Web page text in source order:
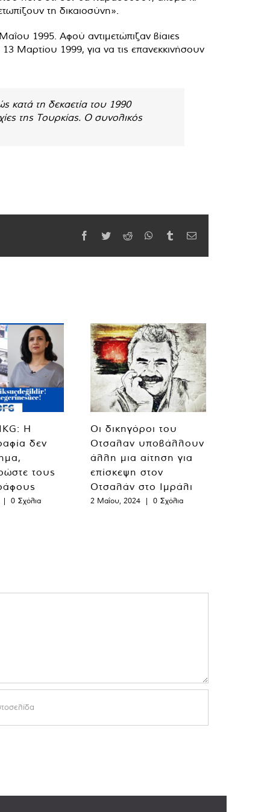
τη δικαιοσύνη».
1995. Αφού αντιμετώπιζαν βίαιες
Μαρτίου 1999, για να τις επανεκκινήσουν
κατά τη δεκαετία του 1990
της Τουρκίας. Ο συνολικός
Facebook
TwitterReddit WhatsApp
TumblrEmail
Η
δεν
τους
| 0 Σχόλια
Οι δικηγόροι του
Οτσαλαν υποβάλλουν
άλλη μια αίτηση για
επίσκεψη στον
Οτσαλάν στο Ιμράλι
2 Μαΐου, 2024 | 0 Σχόλια